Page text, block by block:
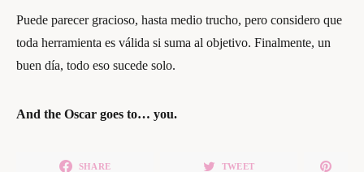
Puede parecer gracioso, hasta medio trucho, pero considero que
toda herramienta es válida si suma al objetivo. Finalmente, un
buen día, todo eso sucede solo.
And the Oscar goes to… you.
SHARE TWEET